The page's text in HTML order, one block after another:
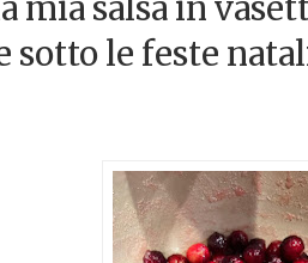
sotto le feste